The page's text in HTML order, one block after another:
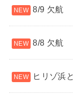
8/9 欠航
8/8 欠航
ヒリゾ浜